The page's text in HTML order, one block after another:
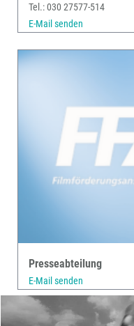
Tel.: 030 27577-514
E-Mail senden
Presseabteilung
E-Mail senden